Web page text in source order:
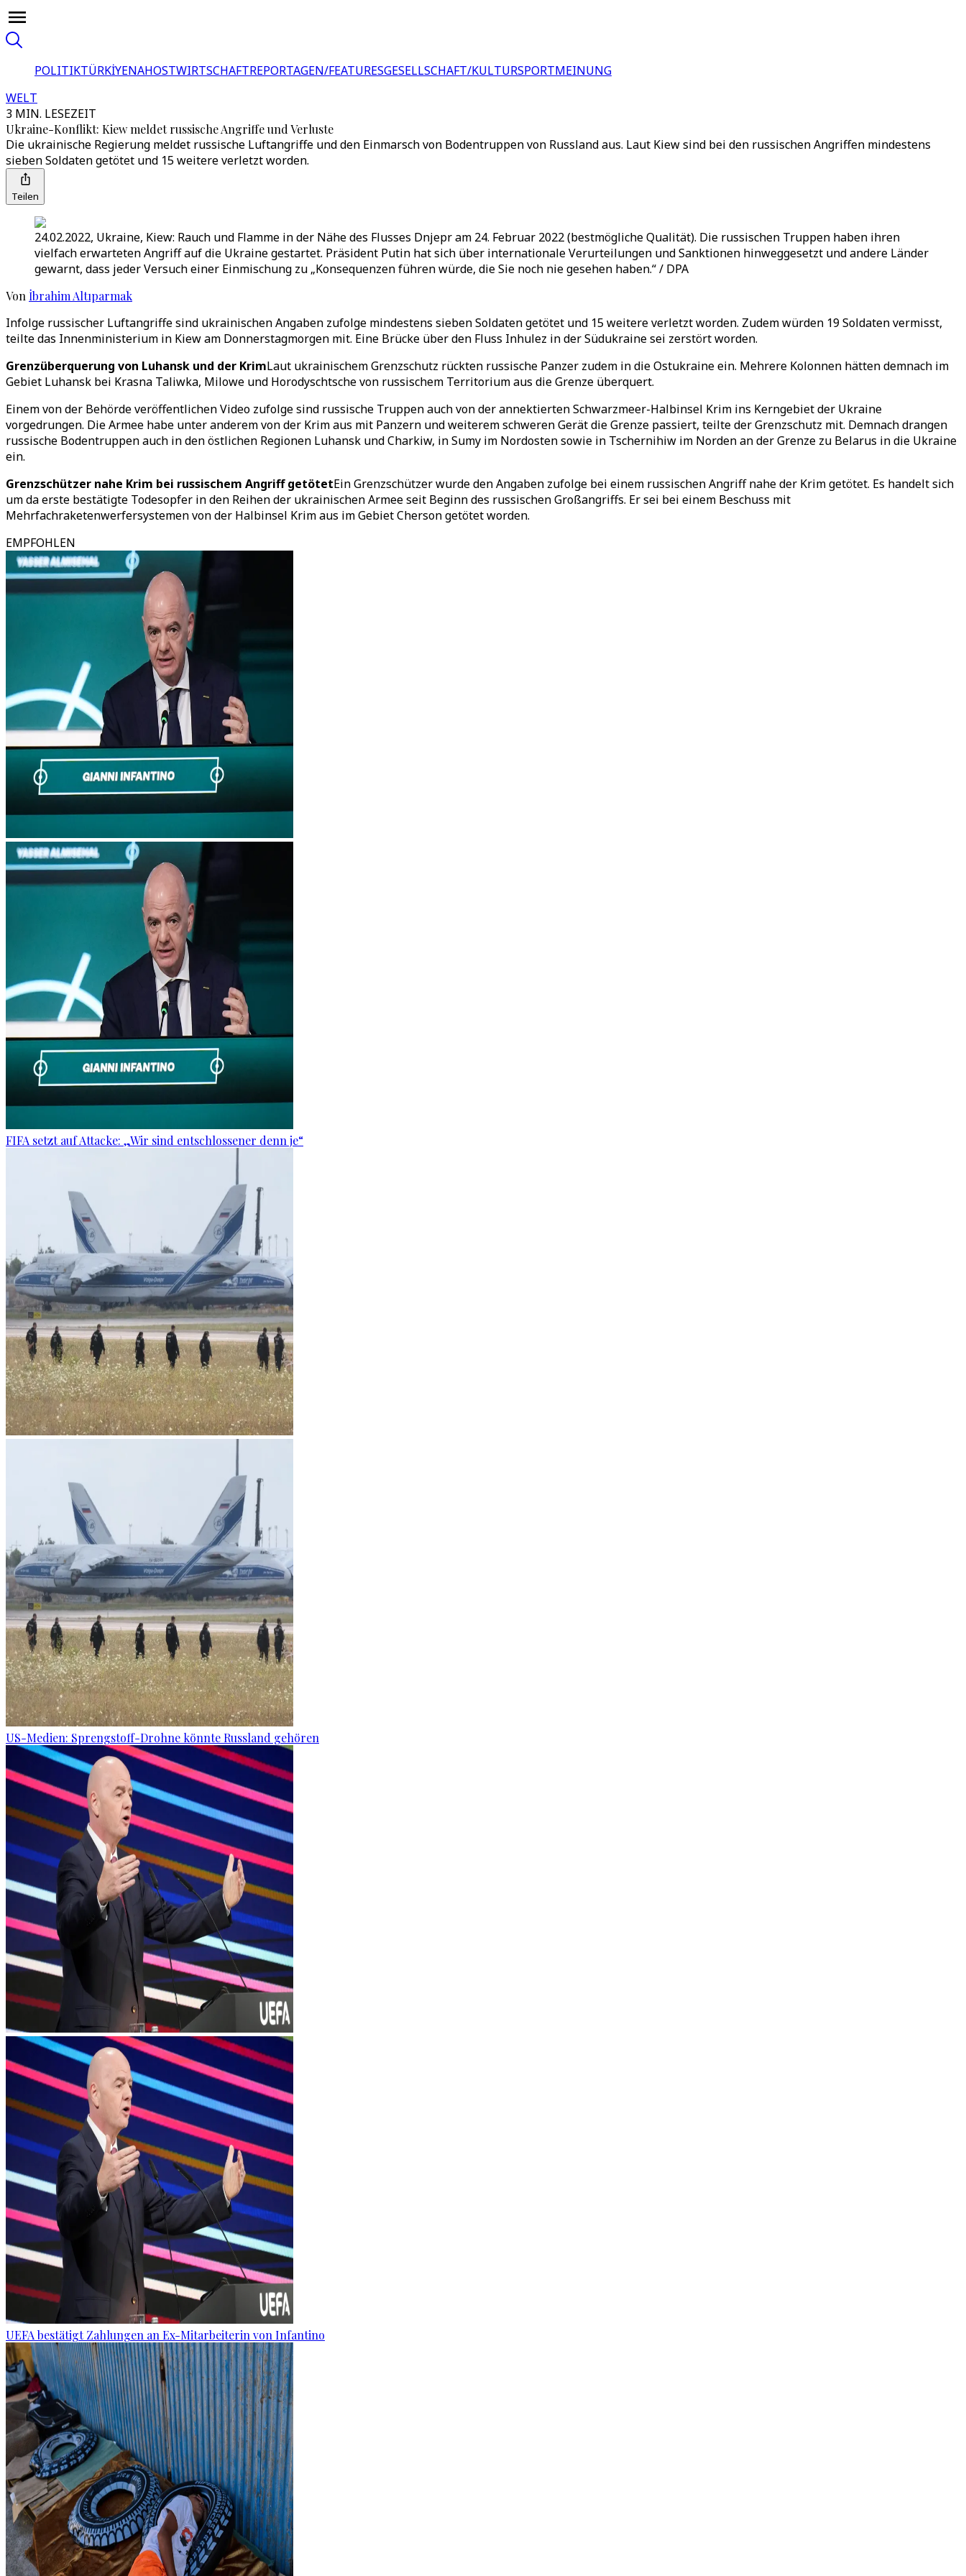
POLITIKTÜRKİYENAHOSTWIRTSCHAFTREPORTAGEN/FEATURESGESELLSCHAFT/KULTURSPORTMEINUNG
WELT
3 MIN. LESEZEIT
Ukraine-Konflikt: Kiew meldet russische Angriffe und Verluste
Die ukrainische Regierung meldet russische Luftangriffe und den Einmarsch von Bodentruppen von Russland aus. Laut Kiew sind bei den russischen Angriffen mindestens
sieben Soldaten getötet und 15 weitere verletzt worden.
Teilen
24.02.2022, Ukraine, Kiew: Rauch und Flamme in der Nähe des Flusses Dnjepr am 24. Februar 2022 (bestmögliche Qualität). Die russischen Truppen haben ihren
vielfach erwarteten Angriff auf die Ukraine gestartet. Präsident Putin hat sich über internationale Verurteilungen und Sanktionen hinweggesetzt und andere Länder
gewarnt, dass jeder Versuch einer Einmischung zu „Konsequenzen führen würde, die Sie noch nie gesehen haben.“ / DPA
Von İbrahim Altıparmak
Infolge russischer Luftangriffe sind ukrainischen Angaben zufolge mindestens sieben Soldaten getötet und 15 weitere verletzt worden. Zudem würden 19 Soldaten vermisst,
teilte das Innenministerium in Kiew am Donnerstagmorgen mit. Eine Brücke über den Fluss Inhulez in der Südukraine sei zerstört worden.
Grenzüberquerung von Luhansk und der KrimLaut ukrainischem Grenzschutz rückten russische Panzer zudem in die Ostukraine ein. Mehrere Kolonnen hätten demnach im
Gebiet Luhansk bei Krasna Taliwka, Milowe und Horodyschtsche von russischem Territorium aus die Grenze überquert.
Einem von der Behörde veröffentlichen Video zufolge sind russische Truppen auch von der annektierten Schwarzmeer-Halbinsel Krim ins Kerngebiet der Ukraine
vorgedrungen. Die Armee habe unter anderem von der Krim aus mit Panzern und weiterem schweren Gerät die Grenze passiert, teilte der Grenzschutz mit. Demnach drangen
russische Bodentruppen auch in den östlichen Regionen Luhansk und Charkiw, in Sumy im Nordosten sowie in Tschernihiw im Norden an der Grenze zu Belarus in die Ukraine
ein.
Grenzschützer nahe Krim bei russischem Angriff getötetEin Grenzschützer wurde den Angaben zufolge bei einem russischen Angriff nahe der Krim getötet. Es handelt sich
um da erste bestätigte Todesopfer in den Reihen der ukrainischen Armee seit Beginn des russischen Großangriffs. Er sei bei einem Beschuss mit
Mehrfachraketenwerfersystemen von der Halbinsel Krim aus im Gebiet Cherson getötet worden.
EMPFOHLEN
FIFA setzt auf Attacke: „Wir sind entschlossener denn je“
US-Medien: Sprengstoff-Drohne könnte Russland gehören
UEFA bestätigt Zahlungen an Ex-Mitarbeiterin von Infantino